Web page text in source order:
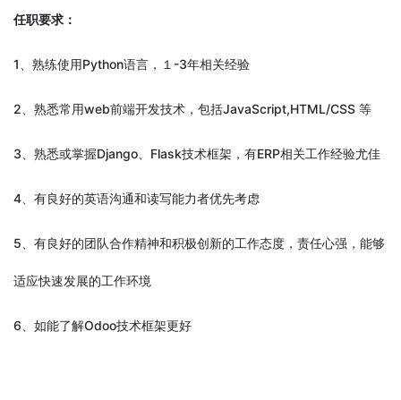
任职要求：
1、熟练使用Python语言，１-3年相关经验
2、熟悉常用web前端开发技术，包括JavaScript,HTML/CSS 等
3、熟悉或掌握Django、Flask技术框架，有ERP相关工作经验尤佳
4、有良好的英语沟通和读写能力者优先考虑
5、有良好的团队合作精神和积极创新的工作态度，责任心强，能够
适应快速发展的工作环境
6、如能了解Odoo技术框架更好